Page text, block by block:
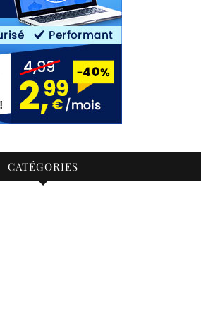
CATÉGORIES